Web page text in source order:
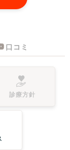
口コミ
診療方針